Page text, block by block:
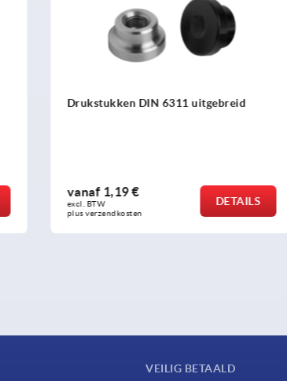
Draadstiften met kogeldruktap
vanaf0,66 €
excl. BTW
plus verzendkosten
DETAILS
VEILIG BETAALD